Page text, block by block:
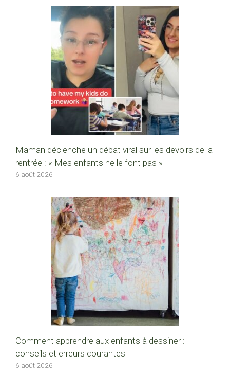
Maman déclenche un débat viral sur les devoirs de la
rentrée : « Mes enfants ne le font pas »
6 août 2026
Comment apprendre aux enfants à dessiner :
conseils et erreurs courantes
6 août 2026